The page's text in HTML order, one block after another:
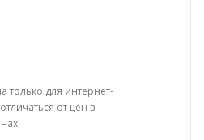
только для интернет-
от цен в